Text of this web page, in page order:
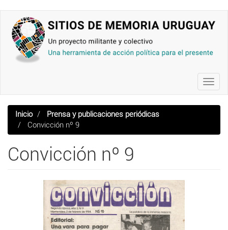
contenido
principal
Inicio
Prensa y publicaciones periódicas
Convicción nº 9
Convicción nº 9